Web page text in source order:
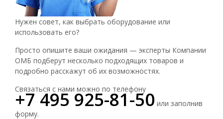
Нужен совет, как выбрать оборудование или
использовать его?
Просто опишите ваши ожидания — эксперты Компании
ОМБ подберут несколько подходящих товаров и
подробно расскажут об их возможностях.
Связаться с нами можно по телефону
+7 495 925-81-50 или заполнив
форму.